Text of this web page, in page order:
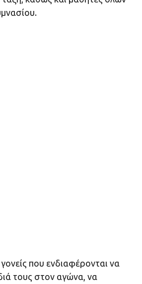
που ενδιαφέρονται να
τους στον αγώνα, να